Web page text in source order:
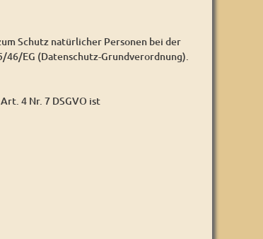
Schutz natürlicher Personen bei der
EG (Datenschutz-Grundverordnung).
4 Nr. 7 DSGVO ist